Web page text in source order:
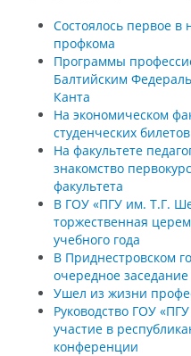
Cостоялось первое в
профкома
Программы
Балтийским
Канта
На экономическом
студенческих билетов
На факультете
знакомство
факультета
В ГОУ «ПГУ им. Т.Г.
торжественная
учебного года
В Приднестровском
очередное
Ушел из жизни
Руководство ГОУ
участие в
конференции